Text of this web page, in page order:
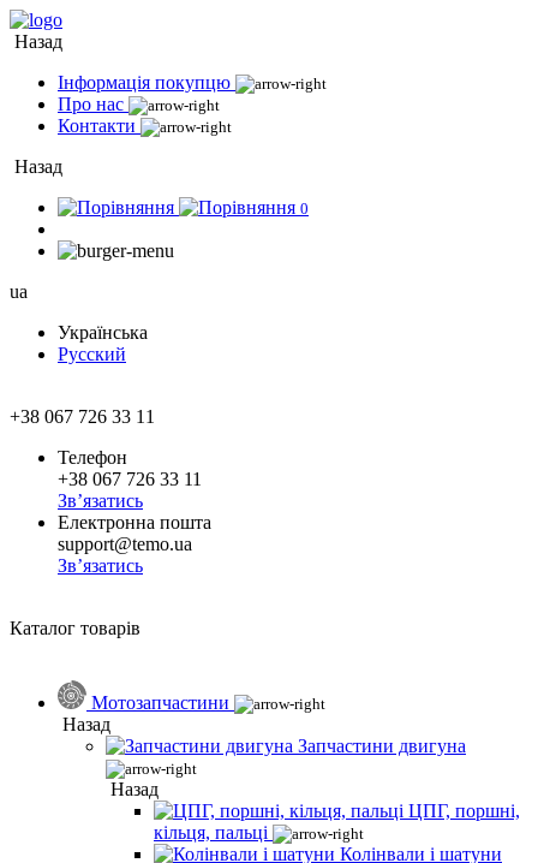
Назад
Інформація покупцю
Про нас
Контакти
Назад
0
ua
Українська
Русский
+38 067 726 33 11
Телефон
+38 067 726 33 11
Зв’язатись
Електронна пошта
support@temo.ua
Зв’язатись
Каталог товарів
Мотозапчастини
Назад
Запчастини двигуна
Назад
ЦПГ, поршні,
кільця, пальці
Колінвали і шатуни